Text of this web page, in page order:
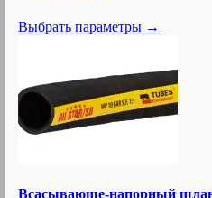
Выбрать параметры →
Всасывающе-напорный